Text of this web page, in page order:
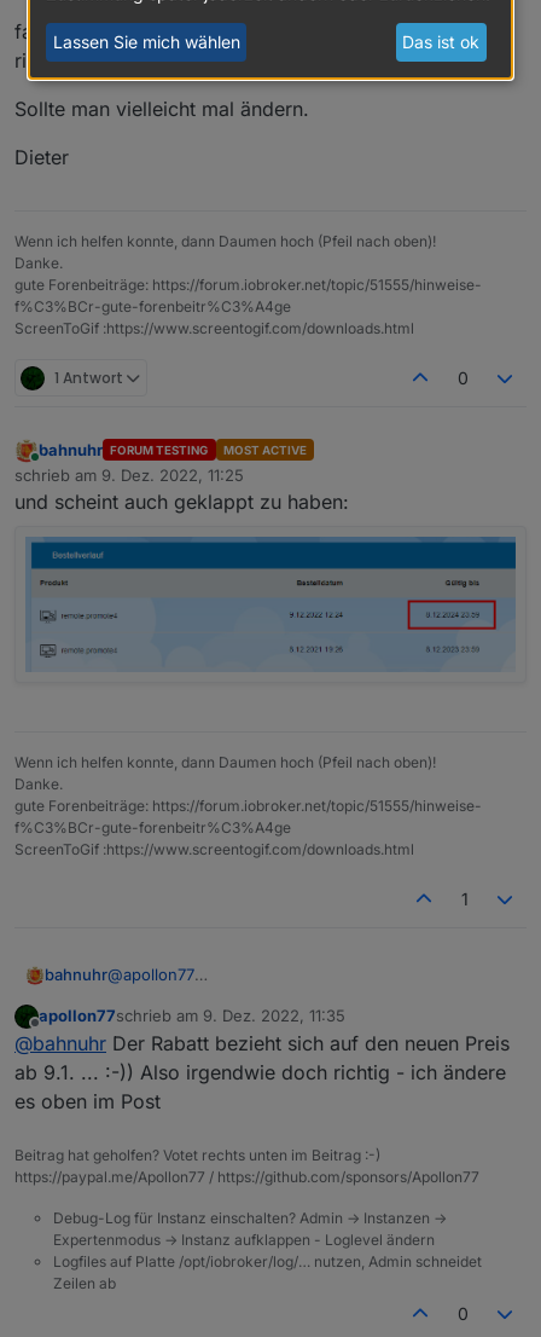
falsch 40 %
richtig 33 % (wie oben geschrieben)
Sollte man vielleicht mal ändern.
Dieter
Wenn ich helfen konnte, dann Daumen hoch (Pfeil nach oben)!
Danke.
gute Forenbeiträge: https://forum.iobroker.net/topic/51555/hinweise-
f%C3%BCr-gute-forenbeitr%C3%A4ge
ScreenToGif :https://www.screentogif.com/downloads.html
1 Antwort 0
Online
bahnuhr FORUM TESTING MOST ACTIVE
schrieb am 9. Dez. 2022, 11:25
zuletzt editiert von
und scheint auch geklappt zu haben:
Wenn ich helfen konnte, dann Daumen hoch (Pfeil nach oben)!
Danke.
gute Forenbeiträge: https://forum.iobroker.net/topic/51555/hinweise-
f%C3%BCr-gute-forenbeitr%C3%A4ge
ScreenToGif :https://www.screentogif.com/downloads.html
1
bahnuhr@apollon77
Die Rabatt zahl stimmt nicht !
falsch 40 %
richtig 33 % (wie oben geschrieben)
Sollte man vielleicht mal ändern.
Dieter
Offline
apollon77schrieb am 9. Dez. 2022, 11:35
zuletzt editiert von
@bahnuhr Der Rabatt bezieht sich auf den neuen Preis
ab 9.1. ... :-)) Also irgendwie doch richtig - ich ändere
es oben im Post
Beitrag hat geholfen? Votet rechts unten im Beitrag :-)
https://paypal.me/Apollon77 / https://github.com/sponsors/Apollon77
Debug-Log für Instanz einschalten? Admin -> Instanzen ->
Expertenmodus -> Instanz aufklappen - Loglevel ändern
Logfiles auf Platte /opt/iobroker/log/… nutzen, Admin schneidet
Zeilen ab
0
Lassen Sie mich wählen Das ist ok